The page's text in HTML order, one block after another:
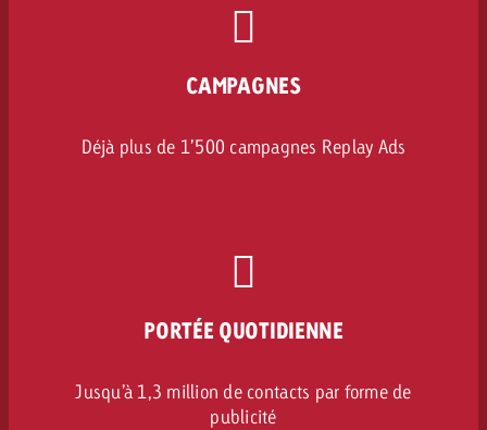
CAMPAGNES
Déjà plus de 1’500 campagnes Replay Ads
PORTÉE QUOTIDIENNE
Jusqu’à 1,3 million de contacts par forme de
publicité